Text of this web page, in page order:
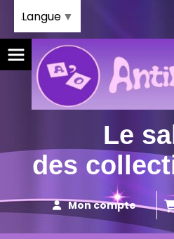
Le
des
Mon compte
Langue ▼